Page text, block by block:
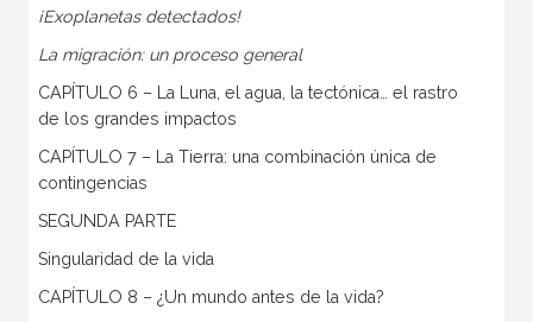
¡Exoplanetas detectados!
La migración: un proceso general
CAPÍTULO 6 – La Luna, el agua, la tectónica… el rastro
de los grandes impactos
CAPÍTULO 7 – La Tierra: una combinación única de
contingencias
SEGUNDA PARTE
Singularidad de la vida
CAPÍTULO 8 – ¿Un mundo antes de la vida?